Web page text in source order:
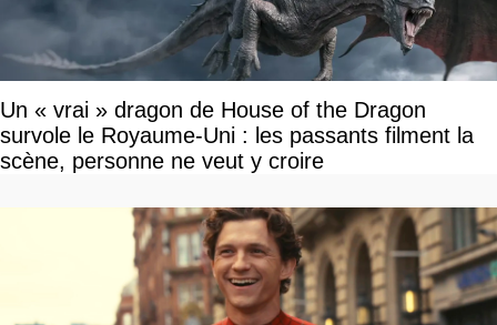
Un « vrai » dragon de House of the Dragon
survole le Royaume-Uni : les passants filment la
scène, personne ne veut y croire